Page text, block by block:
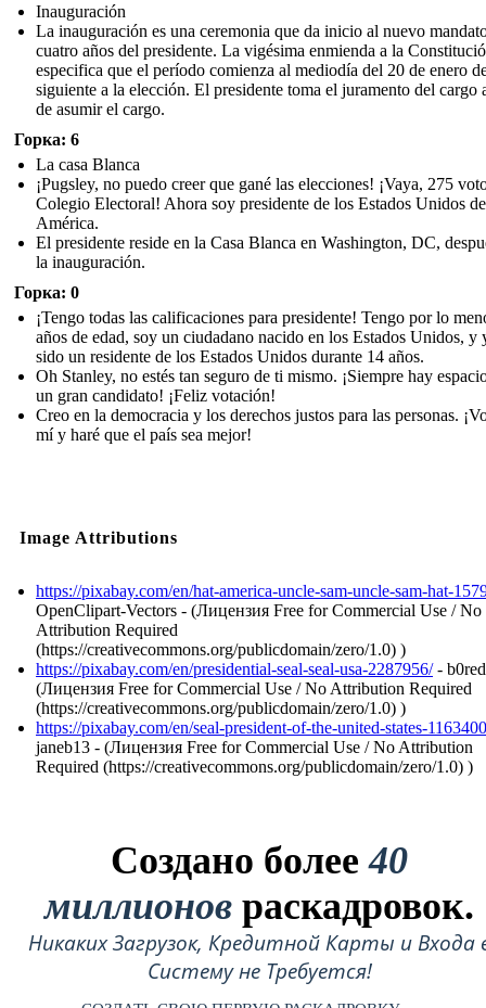
Inauguración
La inauguración es una ceremonia que da inicio al nuevo
cuatro años del presidente. La vigésima enmienda a la
especifica que el período comienza al mediodía del 20 de enero
siguiente a la elección. El presidente toma el juramento del cargo
de asumir el cargo.
Горка: 6
La casa Blanca
¡Pugsley, no puedo creer que gané las elecciones! ¡Vaya, 275
Colegio Electoral! Ahora soy presidente de los Estados Unidos de
América.
El presidente reside en la Casa Blanca en Washington, DC,
la inauguración.
Горка: 0
¡Tengo todas las calificaciones para presidente! Tengo por lo
años de edad, soy un ciudadano nacido en los Estados Unidos, y
sido un residente de los Estados Unidos durante 14 años.
Oh Stanley, no estés tan seguro de ti mismo. ¡Siempre hay
un gran candidato! ¡Feliz votación!
Creo en la democracia y los derechos justos para las personas.
mí y haré que el país sea mejor!
Image Attributions
https://pixabay.com/en/hat-america-uncle-sam-uncle-sam-hat-
OpenClipart-Vectors - (Лицензия Free for Commercial Use / No
Attribution Required
(https://creativecommons.org/publicdomain/zero/1.0) )
https://pixabay.com/en/presidential-seal-seal-usa-2287956/-
(Лицензия Free for Commercial Use / No Attribution Required
(https://creativecommons.org/publicdomain/zero/1.0) )
https://pixabay.com/en/seal-president-of-the-united-states-
janeb13 - (Лицензия Free for Commercial Use / No Attribution
Required (https://creativecommons.org/publicdomain/zero/1.0) )
Создано более40
миллионов раскадровок.
Никаких Загрузок, Кредитной Карты и Входа
Систему не Требуется!